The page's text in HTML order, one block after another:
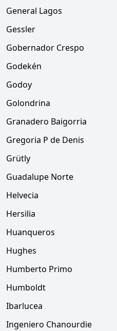
General Lagos
Gessler
Gobernador Crespo
Godekén
Godoy
Golondrina
Granadero Baigorria
Gregoria P de Denis
Grütly
Guadalupe Norte
Helvecia
Hersilia
Huanqueros
Hughes
Humberto Primo
Humboldt
Ibarlucea
Ingeniero Chanourdie